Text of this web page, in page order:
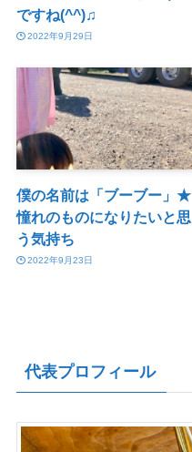
ですね(^^)♫
2022年9月29日
僕の名前は「ブーブー」★
憧れのものになりたいと思
う気持ち
2022年9月23日
代表プロフィール